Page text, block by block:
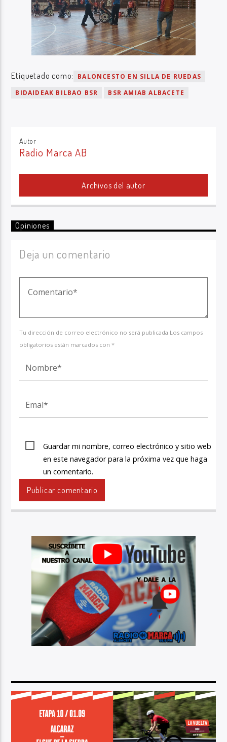
Etiquetado como:
BALONCESTO EN SILLA DE RUEDAS
BIDAIDEAK BILBAO BSR
BSR AMIAB ALBACETE
Autor
Radio Marca AB
Archivos del autor
Opiniones
Deja un comentario
Tu dirección de correo electrónico no será publicada.Los campos
obligatorios están marcados con *
Guardar mi nombre, correo electrónico y sitio web
en este navegador para la próxima vez que haga
un comentario.